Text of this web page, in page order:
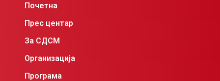
Почетна
Прес центар
За СДСМ
Организација
Програма